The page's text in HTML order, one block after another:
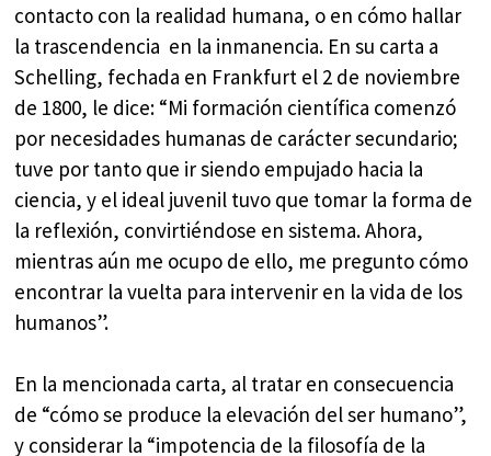
contacto con la realidad humana, o en cómo hallar
la trascendencia en la inmanencia. En su carta a
Schelling, fechada en Frankfurt el 2 de noviembre
de 1800, le dice: “Mi formación científica comenzó
por necesidades humanas de carácter secundario;
tuve por tanto que ir siendo empujado hacia la
ciencia, y el ideal juvenil tuvo que tomar la forma de
la reflexión, convirtiéndose en sistema. Ahora,
mientras aún me ocupo de ello, me pregunto cómo
encontrar la vuelta para intervenir en la vida de los
humanos”.
En la mencionada carta, al tratar en consecuencia
de “cómo se produce la elevación del ser humano”,
y considerar la “impotencia de la filosofía de la